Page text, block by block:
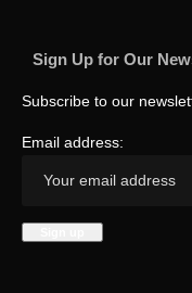
Sign Up for Our
Subscribe to our
Email address: